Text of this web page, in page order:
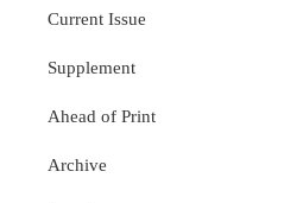
Current Issue
Supplement
Ahead of Print
Archive